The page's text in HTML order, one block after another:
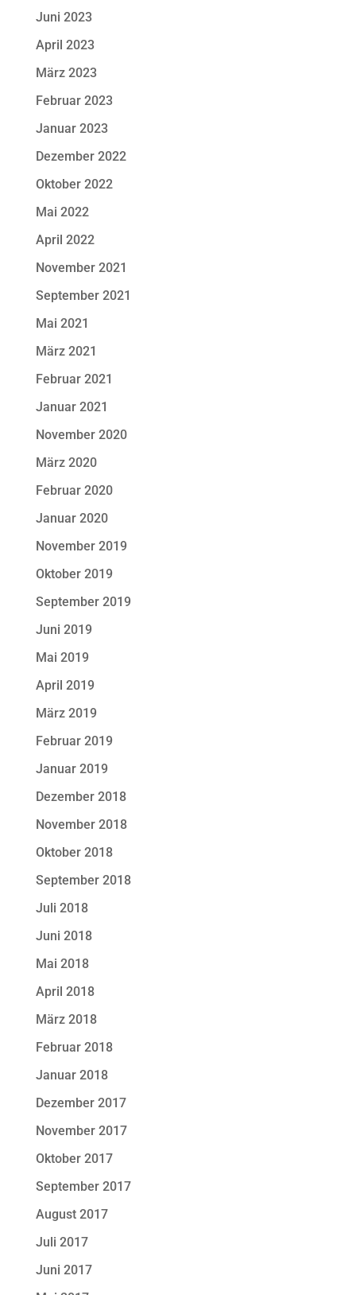
Juni 2023
April 2023
März 2023
Februar 2023
Januar 2023
Dezember 2022
Oktober 2022
Mai 2022
April 2022
November 2021
September 2021
Mai 2021
März 2021
Februar 2021
Januar 2021
November 2020
März 2020
Februar 2020
Januar 2020
November 2019
Oktober 2019
September 2019
Juni 2019
Mai 2019
April 2019
März 2019
Februar 2019
Januar 2019
Dezember 2018
November 2018
Oktober 2018
September 2018
Juli 2018
Juni 2018
Mai 2018
April 2018
März 2018
Februar 2018
Januar 2018
Dezember 2017
November 2017
Oktober 2017
September 2017
August 2017
Juli 2017
Juni 2017